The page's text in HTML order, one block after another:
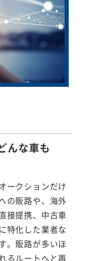
んな車も
ークションだけ
の販路や、海外
接提携、中古車
特化した業者な
。販路が多いほ
るルートへと再